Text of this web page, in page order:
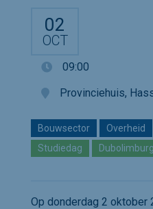
02
OCT
09:00
Provinciehuis,
Bouwsector Overheid
Studiedag
Dubolimburg
Op donderdag 2 oktober